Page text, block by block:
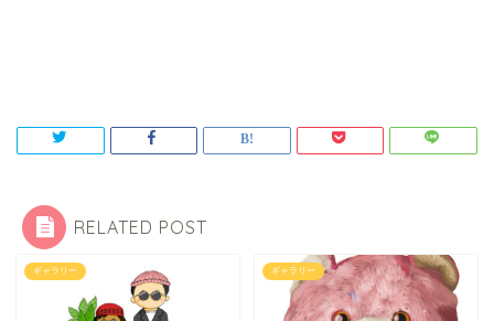
RELATED POST
ギャラリー ギャラリー